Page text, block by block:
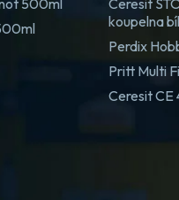
500ml
Ceresit
koupelna
Perdix
Pritt Multi
Ceresit